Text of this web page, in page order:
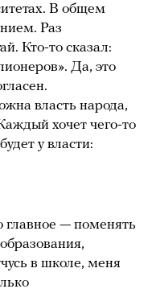
В общем
Раз
Кто-то сказал:
Да, это
власть народа,
хочет чего-то
у власти:
главное — поменять
в школе, меня